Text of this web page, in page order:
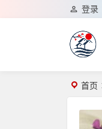
登录
首页